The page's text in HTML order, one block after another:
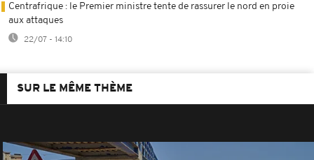
Centrafrique : le Premier ministre tente de rassurer le nord en proie
aux attaques
22/07 - 14:10
SUR LE MÊME THÈME